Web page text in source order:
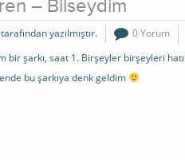
– Bilseydim
yazılmıştır.
0 Yorum
bir şarkı, saat 1. Birşeyler birşeyleri
bu şarkıya denk geldim